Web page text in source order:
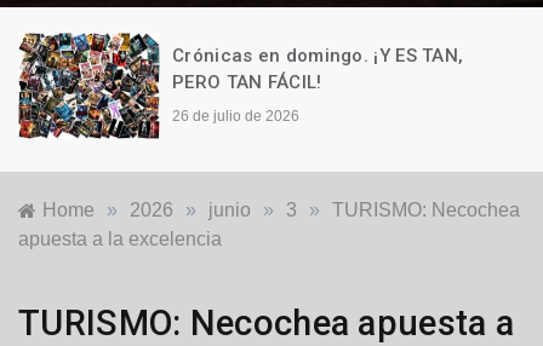
Crónicas en domingo. ¡Y ES TAN,
PERO TAN FÁCIL!
26 de julio de 2026
Home » 2026 » junio » 3 »
TURISMO: Necochea
apuesta a la excelencia
Destacadas
Locales ,
TURISMO: Necochea apuesta a